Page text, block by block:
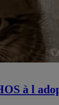
à l